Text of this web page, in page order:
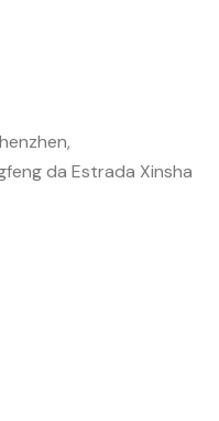
da Estrada Xinsha